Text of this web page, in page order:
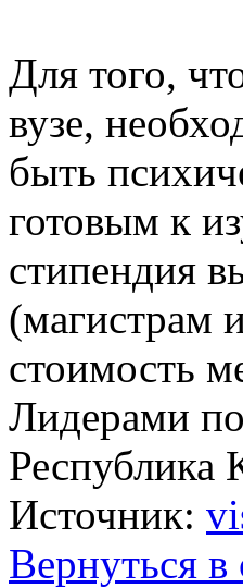
Для того,
вузе,
быть
готовым к
стипендия
(магистрам
стоимость
Лидерами по
Источник:
Вернуться в